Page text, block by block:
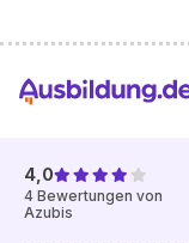
4,0
4 Bewertungen von
Azubis